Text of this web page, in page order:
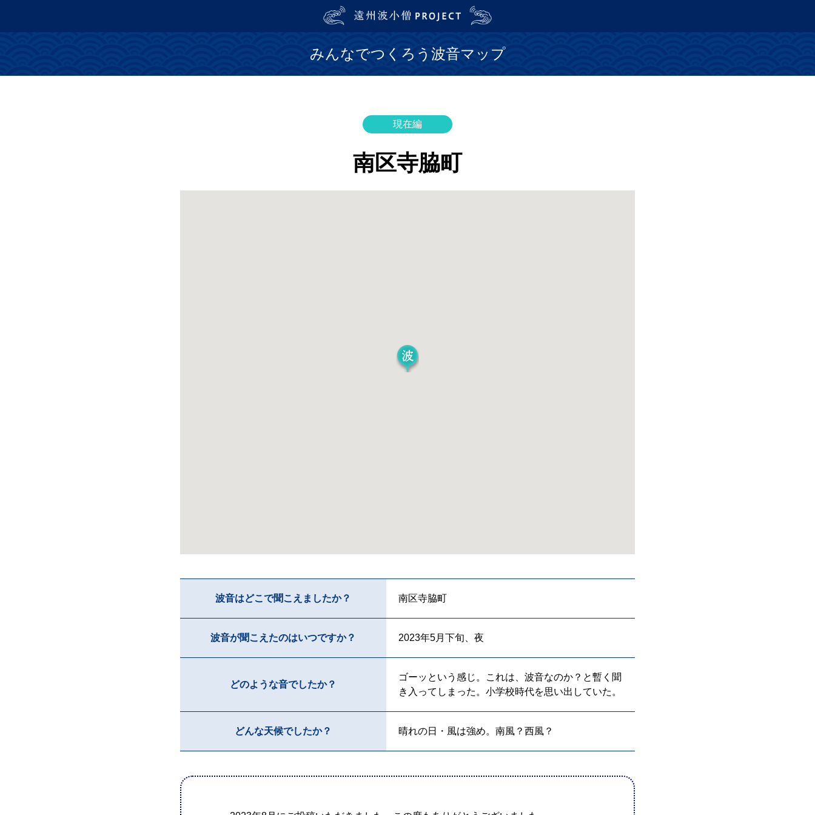
みんなでつくろう波音マップ
現在編
南区寺脇町
波音はどこで聞こえましたか？ 南区寺脇町
波音が聞こえたのはいつですか？ 2023年5月下旬、夜
どのような音でしたか？
ゴーッという感じ。これは、波音なのか？と暫く聞
き入ってしまった。小学校時代を思い出していた。
どんな天候でしたか？ 晴れの日・風は強め。南風？西風？